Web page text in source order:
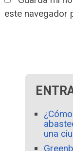
este navegador
una